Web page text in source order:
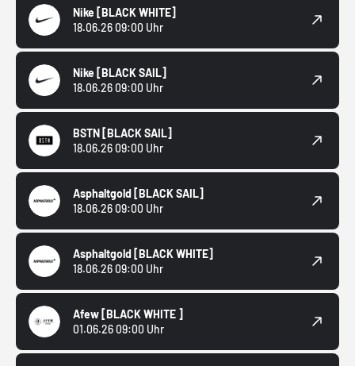
Nike [BLACK WHITE]
18.06.26 09:00 Uhr
Nike [BLACK SAIL]
18.06.26 09:00 Uhr
BSTN [BLACK SAIL]
18.06.26 09:00 Uhr
Asphaltgold [BLACK SAIL]
18.06.26 09:00 Uhr
Asphaltgold [BLACK WHITE]
18.06.26 09:00 Uhr
Afew [BLACK WHITE ]
01.06.26 09:00 Uhr